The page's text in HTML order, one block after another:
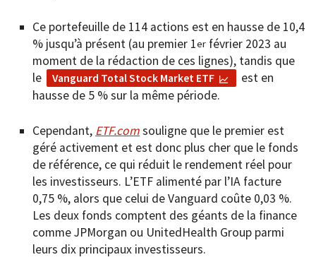
Ce portefeuille de 114 actions est en hausse de 10,4
% jusqu’à présent (au premier 1er février 2023 au
moment de la rédaction de ces lignes), tandis que
le
Vanguard Total Stock Market ETF
est en
hausse de 5 % sur la même période.
Cependant, ETF.comsouligne que le premier est
géré activement et est donc plus cher que le fonds
de référence, ce qui réduit le rendement réel pour
les investisseurs. L’ETF alimenté par l’IA facture
0,75 %, alors que celui de Vanguard coûte 0,03 %.
Les deux fonds comptent des géants de la finance
comme JPMorgan ou UnitedHealth Group parmi
leurs dix principaux investisseurs.